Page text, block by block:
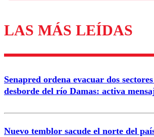
Los comentarios son moderados para
diálogo respetuoso.
Correo
LAS MÁS LEÍDAS
Senapred ordena evacuar dos
desborde del río Damas: activa
Nuevo temblor sacude el norte del